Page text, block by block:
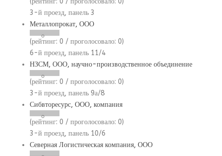
3-й проезд, панель 3
Металлопрокат, ООО
(рейтинг: 0 / проголосовало: 0)
6-й проезд, панель 11/4
НЗСМ, ООО, научно-производственное объединение
(рейтинг: 0 / проголосовало: 0)
3-й проезд, панель 9а/8
Сибвторесурс, ООО, компания
(рейтинг: 0 / проголосовало: 0)
3-й проезд, панель 10/6
Северная Логистическая компания, ООО